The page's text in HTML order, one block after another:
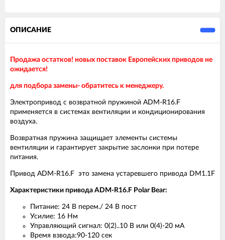
ОПИСАНИЕ
Продажа остатков! новых поставок Европейских приводов не
ожидается!
для подбора замены- обратитесь к менеджеру.
Электропривод с возвратной пружиной ADM-R16.F
применяется в системах вентиляции и кондиционирования
воздуха.
Возвратная пружина защищает элементы системы
вентиляции и гарантирует закрытие заслонки при потере
питания.
Привод ADM-R16.F это замена устаревшего привода DM1.1F
Характеристики привода ADM-R16.F Polar Bear:
Питание: 24 В перем./ 24 В пост
Усилие: 16 Нм
Управляющий сигнал: 0(2)..10 В или 0(4)-20 мА
Время взвода:90-120 сек